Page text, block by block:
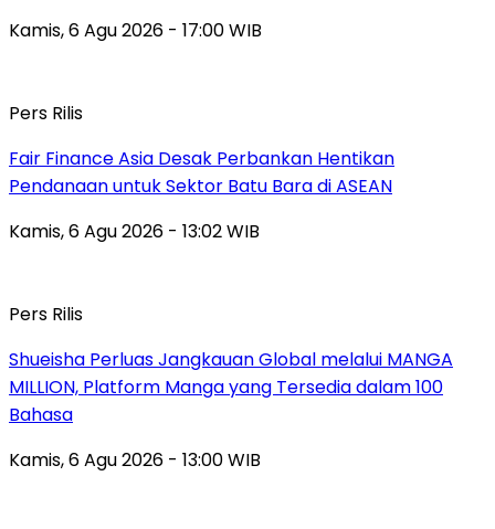
Kamis, 6 Agu 2026 - 17:00 WIB
Pers Rilis
Fair Finance Asia Desak Perbankan Hentikan
Pendanaan untuk Sektor Batu Bara di ASEAN
Kamis, 6 Agu 2026 - 13:02 WIB
Pers Rilis
Shueisha Perluas Jangkauan Global melalui MANGA
MILLION, Platform Manga yang Tersedia dalam 100
Bahasa
Kamis, 6 Agu 2026 - 13:00 WIB